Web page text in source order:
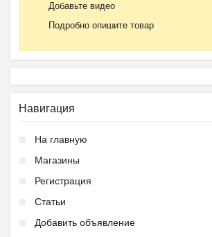
Добавьте видео
Подробно опишите товар
Навигация
На главную
Магазины
Регистрация
Статьи
Добавить объявление